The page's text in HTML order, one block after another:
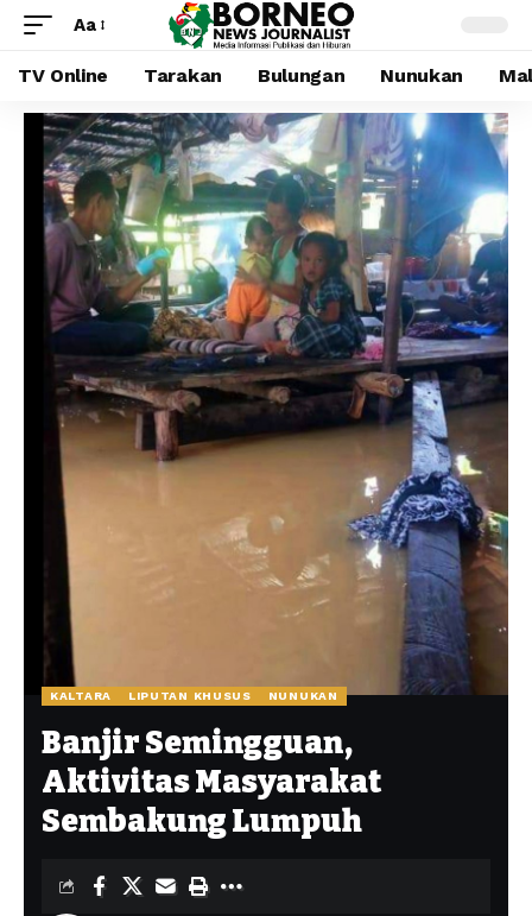
Aa
TV Online Tarakan Bulungan Nunukan
KALTARA LIPUTAN KHUSUS NUNUKAN
Banjir Semingguan,
Aktivitas Masyarakat
Sembakung Lumpuh